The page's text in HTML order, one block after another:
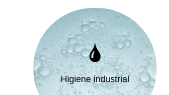
Higiene industrial